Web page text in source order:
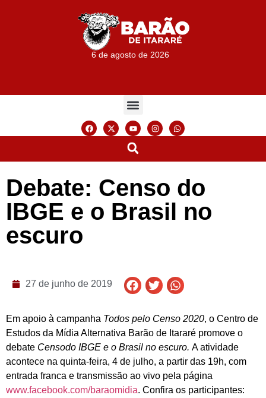
6 de agosto de 2026
Debate: Censo do
IBGE e o Brasil no
escuro
27 de junho de 2019
Em apoio à campanha Todos pelo Censo 2020, o Centro de
Estudos da Mídia Alternativa Barão de Itararé promove o
debate Censodo IBGE e o Brasil no escuro. A atividade
acontece na quinta-feira, 4 de julho, a partir das 19h, com
entrada franca e transmissão ao vivo pela página
www.facebook.com/baraomidia. Confira os participantes: